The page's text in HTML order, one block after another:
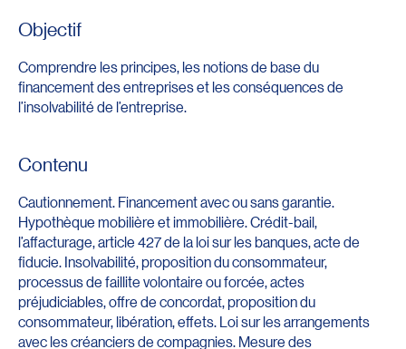
Objectif
Comprendre les principes, les notions de base du
financement des entreprises et les conséquences de
l’insolvabilité de l’entreprise.
Contenu
Cautionnement. Financement avec ou sans garantie.
Hypothèque mobilière et immobilière. Crédit-bail,
l’affacturage, article 427 de la loi sur les banques, acte de
fiducie. Insolvabilité, proposition du consommateur,
processus de faillite volontaire ou forcée, actes
préjudiciables, offre de concordat, proposition du
consommateur, libération, effets. Loi sur les arrangements
avec les créanciers de compagnies. Mesure des